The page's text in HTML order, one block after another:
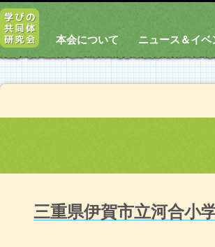
本会について ニュース＆イベ
三重県伊賀市立河合小